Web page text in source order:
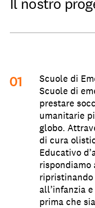
Scuole di
Scuole di
prestare
umanitarie
globo.
di cura
Educativo
rispondiamo
all’infanzia
prima che